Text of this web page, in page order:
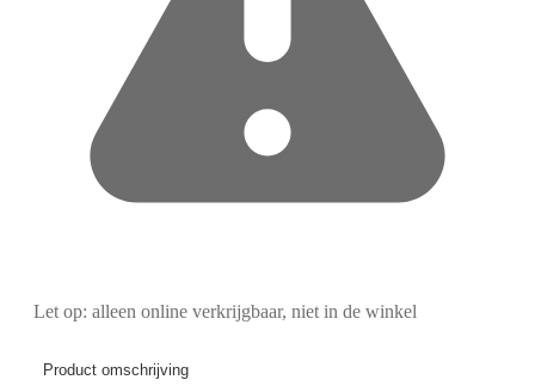
Let op: alleen online verkrijgbaar, niet in de winkel
Product omschrijving